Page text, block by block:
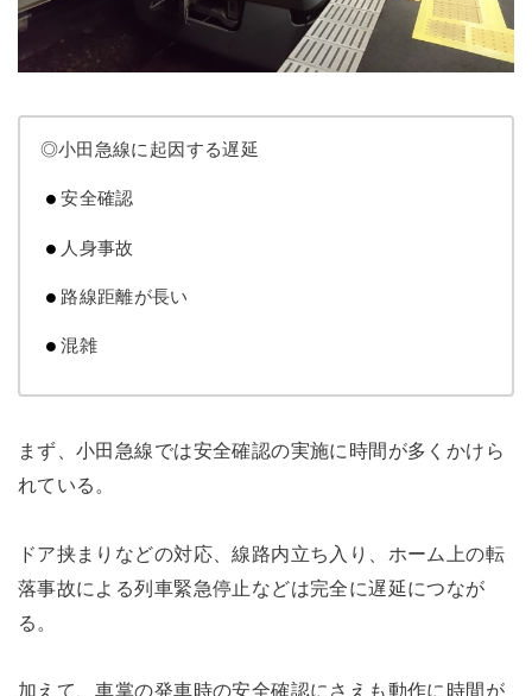
◎小田急線に起因する遅延
安全確認
人身事故
路線距離が長い
混雑
まず、小田急線では安全確認の実施に時間が多くかけら
れている。
ドア挟まりなどの対応、線路内立ち入り、ホーム上の転
落事故による列車緊急停止などは完全に遅延につなが
る。
加えて、車掌の発車時の安全確認にさえも動作に時間が